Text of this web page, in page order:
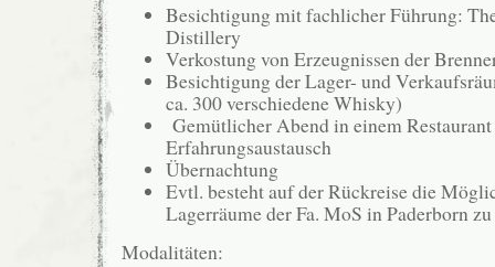
Besichtigung mit fachlicher Führung:
Distillery
Verkostung von Erzeugnissen der
Besichtigung der Lager- und
ca. 300 verschiedene Whisky)
Gemütlicher Abend in einem
Erfahrungsaustausch
Übernachtung
Evtl. besteht auf der Rückreise die
Lagerräume der Fa. MoS in Paderborn
Modalitäten: